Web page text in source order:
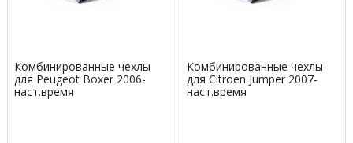
Комбинированные чехлы
для Peugeot Boxer 2006-
наст.время
Комбинированные чехлы
для Citroen Jumper 2007-
наст.время